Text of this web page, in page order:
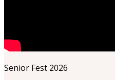
Senior Fest 2026